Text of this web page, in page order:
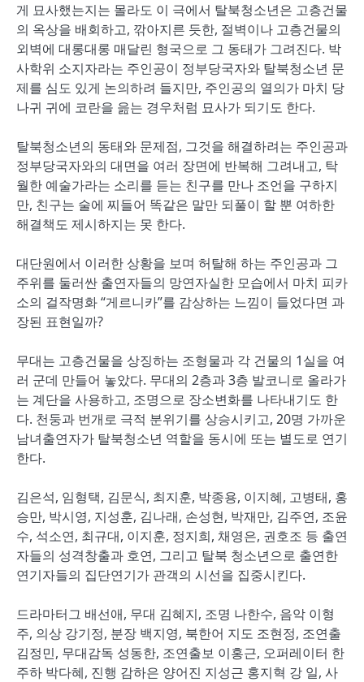
게 묘사했는지는 몰라도 이 극에서 탈북청소년은 고층건물
의 옥상을 배회하고, 깎아지른 듯한, 절벽이나 고층건물의
외벽에 대롱대롱 매달린 형국으로 그 동태가 그려진다. 박
사학위 소지자라는 주인공이 정부당국자와 탈북청소년 문
제를 심도 있게 논의하려 들지만, 주인공의 열의가 마치 당
나귀 귀에 코란을 읊는 경우처럼 묘사가 되기도 한다.
탈북청소년의 동태와 문제점, 그것을 해결하려는 주인공과
정부당국자와의 대면을 여러 장면에 반복해 그려내고, 탁
월한 예술가라는 소리를 듣는 친구를 만나 조언을 구하지
만, 친구는 술에 찌들어 똑같은 말만 되풀이 할 뿐 여하한
해결책도 제시하지는 못 한다.
대단원에서 이러한 상황을 보며 허탈해 하는 주인공과 그
주위를 둘러싼 출연자들의 망연자실한 모습에서 마치 피카
소의 걸작명화 “게르니카”를 감상하는 느낌이 들었다면 과
장된 표현일까?
무대는 고층건물을 상징하는 조형물과 각 건물의 1실을 여
러 군데 만들어 놓았다. 무대의 2층과 3층 발코니로 올라가
는 계단을 사용하고, 조명으로 장소변화를 나타내기도 한
다. 천둥과 번개로 극적 분위기를 상승시키고, 20명 가까운
남녀출연자가 탈북청소년 역할을 동시에 또는 별도로 연기
한다.
김은석, 임형택, 김문식, 최지훈, 박종용, 이지혜, 고병태, 홍
승만, 박시영, 지성훈, 김나래, 손성현, 박재만, 김주연, 조윤
수, 석소연, 최규대, 이지훈, 정지희, 채영은, 권호조 등 출연
자들의 성격창출과 호연, 그리고 탈북 청소년으로 출연한
연기자들의 집단연기가 관객의 시선을 집중시킨다.
드라마터그 배선애, 무대 김혜지, 조명 나한수, 음악 이형
주, 의상 강기정, 분장 백지영, 북한어 지도 조현정, 조연출
김정민, 무대감독 성동한, 조연출보 이홍근, 오퍼레이터 한
주하 박다혜, 진행 감하은 양어진 지성근 홍지혁 강 일, 사